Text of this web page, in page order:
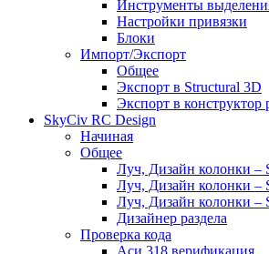
Инструменты
Настройки привязки
Блоки
Импорт/Экспорт
Общее
Экспорт в Structural 3D
Экспорт в конструктор
SkyCiv RC Design
Начиная
Общее
Луч, Дизайн колонки –
Луч, Дизайн колонки –
Луч, Дизайн колонки –
Дизайнер раздела
Проверка кода